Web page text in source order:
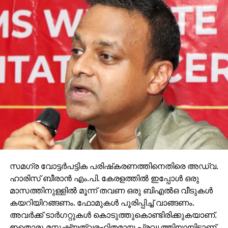
സമഗ്ര വോട്ടര്‍പട്ടിക പരിഷ്‌കരണത്തിനെതിരെ അഡ്വ.
ഹാരിസ് ബീരാന്‍ എം.പി. കേരളത്തില്‍ ഇപ്പോള്‍ ഒരു
മാസത്തിനുള്ളില്‍ മൂന്ന് തവണ ഒരു ബിഎല്‍ഒ വീടുകള്‍
കയറിയിറങ്ങണം. ഫോമുകള്‍ പൂരിപ്പിച്ച് വാങ്ങണം.
അവര്‍ക്ക് ടാര്‍ഗറ്റുകള്‍ കൊടുത്തുകൊണ്ടിരിക്കുകയാണ്.